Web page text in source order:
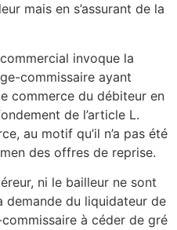
mais en s’assurant de la
invoque la
commissaire ayant
commerce du débiteur en
de l’article L.
au motif qu’il n’a pas été
des offres de reprise.
ni le bailleur ne sont
demande du liquidateur de
à céder de gré